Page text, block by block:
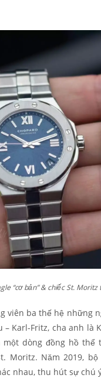
“cơ bản” & chiếc St.
viên ba thế hệ những
Karl-Fritz, cha anh là
một dòng đồng hồ
Moritz. Năm 2019,
nhau, thu hút sự chú